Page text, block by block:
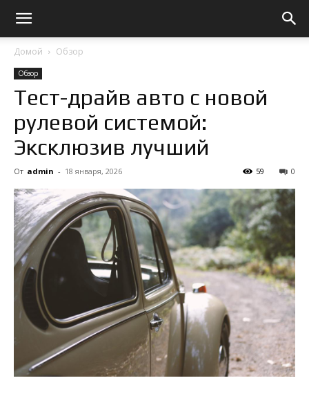
Домой Обзор
Обзор
Тест-драйв авто с новой
рулевой системой:
Эксклюзив лучший
От admin - 18 января, 2026 0
59